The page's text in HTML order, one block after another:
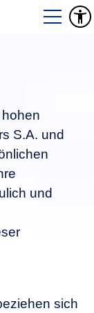
S.A. und
und
sich